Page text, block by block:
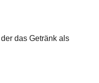
das Getränk als